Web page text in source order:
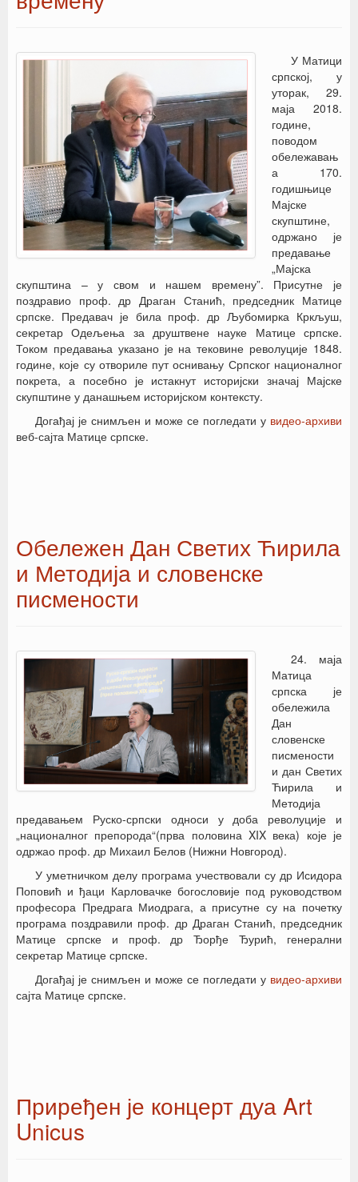
У Матици
српској, у
уторак, 29.
маја 2018.
године,
поводом
обележавањ
а 170.
годишњице
Мајске
скупштине,
одржано је
предавање
„Мајска
скупштина – у свом и нашем времену”. Присутне је
поздравио проф. др Драган Станић, председник Матице
српске. Предавач је била проф. др Љубомирка Кркљуш,
секретар Одељења за друштвене науке Матице српске.
Током предавања указано је на тековине револуције 1848.
године, које су отвориле пут оснивању Српског националног
покрета, а посебно је истакнут историјски значај Мајске
скупштине у данашњем историјском контексту.
Догађај је снимљен и може се погледати у видео-архиви
веб-сајта Матице српске.
Обележен Дан Светих Ћирила
и Методија и словенске
писмености
24. маја
Матица
српска је
обележила
Дан
словенске
писмености
и дан Светих
Ћирила и
Методија
предавањем Руско-српски односи у доба револуције и
„националног препорода“(прва половина XIX века) које је
одржао проф. др Михаил Белов (Нижни Новгород).
У уметничком делу програма учествовали су др Исидора
Поповић и ђаци Карловачке богословије под руководством
професора Предрага Миодрага, а присутне су на почетку
програма поздравили проф. др Драган Станић, председник
Матице српске и проф. др Ђорђе Ђурић, генерални
секретар Матице српске.
Догађај је снимљен и може се погледати у видео-архиви
сајта Матице српске.
Приређен је концерт дуа Art
Unicus